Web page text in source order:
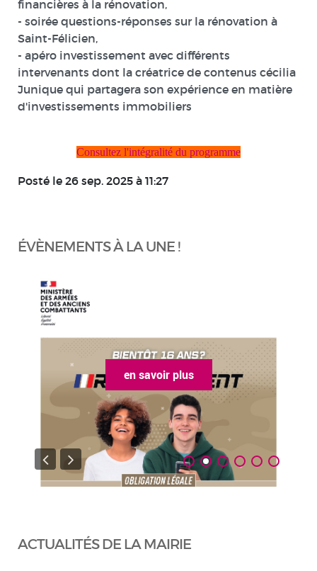
financières à la rénovation,
- soirée questions-réponses sur la rénovation à
Saint-Félicien,
- apéro investissement avec différents
intervenants dont la créatrice de contenus cécilia
Junique qui partagera son expérience en matière
d'investissements immobiliers
Consultez l'intégralité du programme
Posté le 26 sep. 2025 à 11:27
ÉVÈNEMENTS À LA UNE !
en savoir plus
ACTUALITÉS DE LA MAIRIE